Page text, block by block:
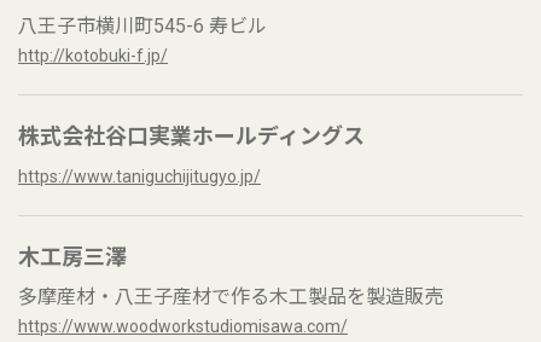
八王子市横川町545-6 寿ビル
http://kotobuki-f.jp/
株式会社谷口実業ホールディングス
https://www.taniguchijitugyo.jp/
木工房三澤
多摩産材・八王子産材で作る木工製品を製造販売
https://www.woodworkstudiomisawa.com/